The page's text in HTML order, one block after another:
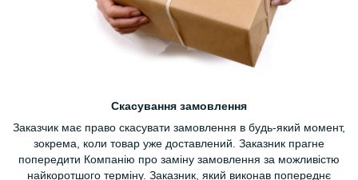
Скасування замовлення
Заказчик має право скасувати замовлення в будь-який момент,
зокрема, коли товар уже доставлений. Заказник прагне
попередити Компанію про заміну замовлення за можливістю
найкоротшого терміну. Заказник, який виконав попереднє